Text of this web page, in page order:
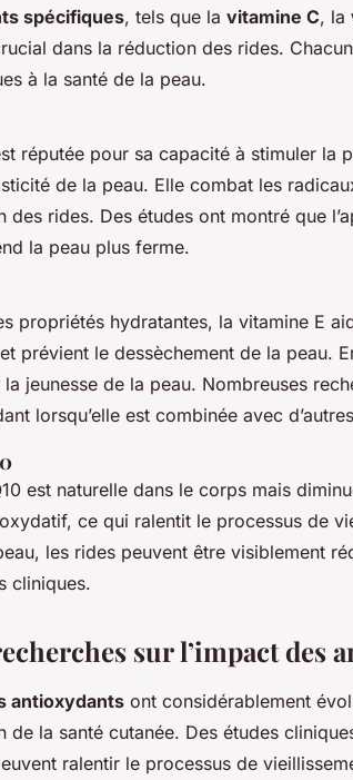
spécifiques, tels que la vitamine C, la
dans la réduction des rides.
à la santé de la peau.
réputée pour sa capacité à stimuler la
de la peau. Elle combat les
des rides. Des études ont montré que
la peau plus ferme.
propriétés hydratantes, la vitamine E
prévient le dessèchement de la peau.
jeunesse de la peau. Nombreuses
lorsqu’elle est combinée avec
est naturelle dans le corps mais
ce qui ralentit le processus de
les rides peuvent être visiblement
cliniques.
sur l’impact des
antioxydants ont considérablement
de la santé cutanée. Des études
ralentir le processus de